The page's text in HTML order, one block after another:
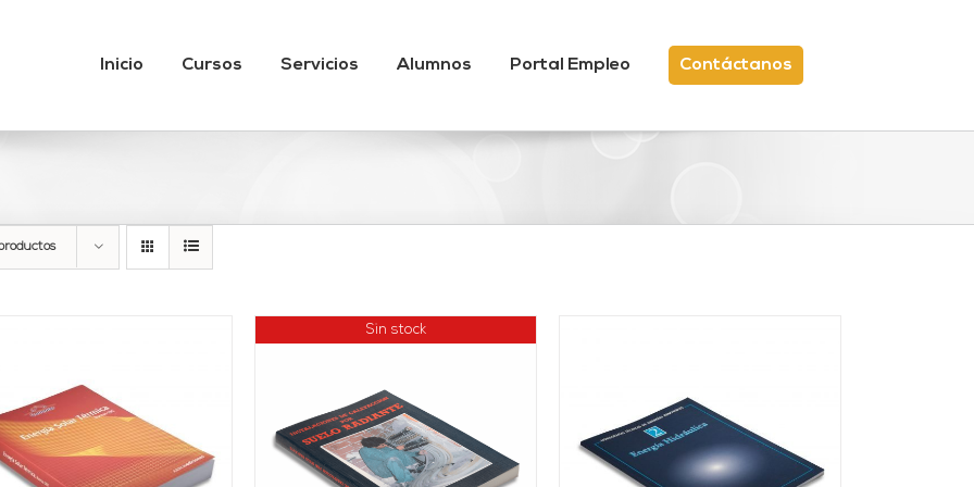
Inicio Cursos Servicios Alumnos Portal Empleo Contáctanos
Sin stock
DETALLES
AÑADIR AL CARRITO
/
DETALLES